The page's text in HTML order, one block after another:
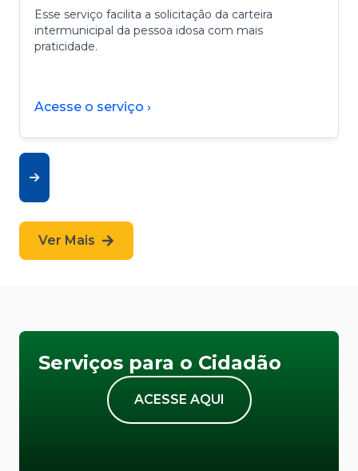
Esse serviço facilita a solicitação da carteira
intermunicipal da pessoa idosa com mais
praticidade.
Acesse o serviço ›
Ver Mais
Serviços para o Cidadão
ACESSE AQUI